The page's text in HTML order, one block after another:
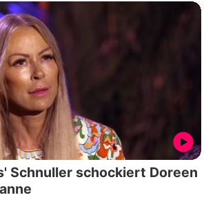
Schnuller schockiert Doreen